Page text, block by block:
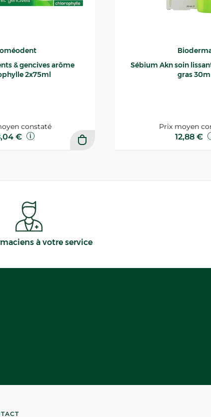
& gencives arôme
2x75ml
constaté
€
Sébium Akn soin lissant
gras
Prix moyen
12,88 €
à votre service